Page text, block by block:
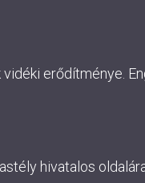
erődítménye.
hivatalos